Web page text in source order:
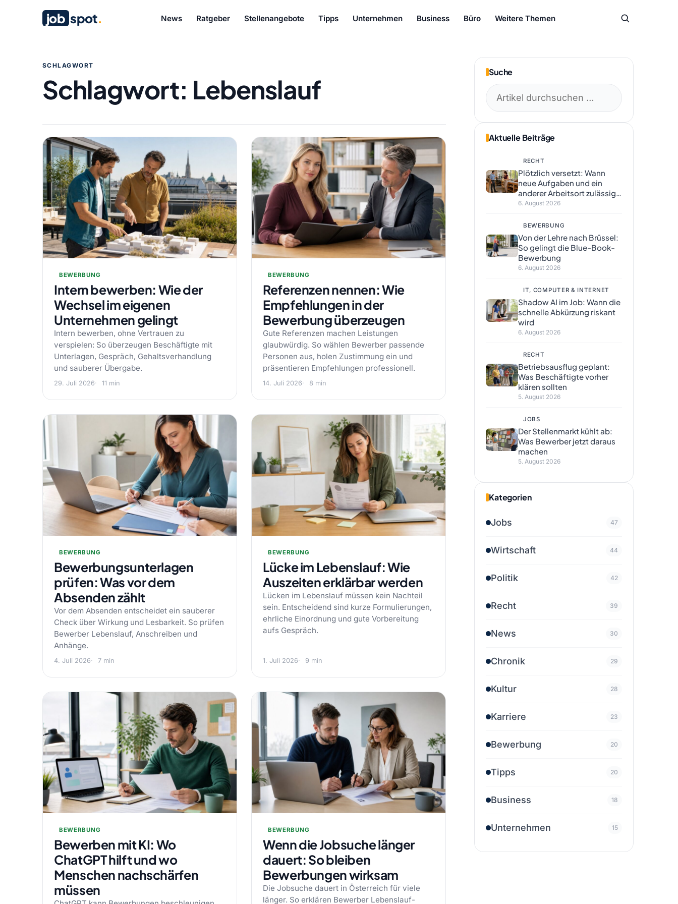
job spot. News Ratgeber Stellenangebote Tipps Unternehmen Business Büro Weitere Themen
SCHLAGWORT
Schlagwort: Lebenslauf
BEWERBUNG
Intern bewerben: Wie der
Wechsel im eigenen
Unternehmen gelingt
Intern bewerben, ohne Vertrauen zu
verspielen: So überzeugen Beschäftigte mit
Unterlagen, Gespräch, Gehaltsverhandlung
und sauberer Übergabe.
29. Juli 2026 11 min
BEWERBUNG
Referenzen nennen: Wie
Empfehlungen in der
Bewerbung überzeugen
Gute Referenzen machen Leistungen
glaubwürdig. So wählen Bewerber passende
Personen aus, holen Zustimmung ein und
präsentieren Empfehlungen professionell.
14. Juli 2026 8 min
BEWERBUNG
Bewerbungsunterlagen
prüfen: Was vor dem
Absenden zählt
Vor dem Absenden entscheidet ein sauberer
Check über Wirkung und Lesbarkeit. So prüfen
Bewerber Lebenslauf, Anschreiben und
Anhänge.
4. Juli 2026 7 min
BEWERBUNG
Lücke im Lebenslauf: Wie
Auszeiten erklärbar werden
Lücken im Lebenslauf müssen kein Nachteil
sein. Entscheidend sind kurze Formulierungen,
ehrliche Einordnung und gute Vorbereitung
aufs Gespräch.
1. Juli 2026 9 min
BEWERBUNG
Bewerben mit KI: Wo
ChatGPT hilft und wo
Menschen nachschärfen
müssen
BEWERBUNG
Wenn die Jobsuche länger
dauert: So bleiben
Bewerbungen wirksam
Die Jobsuche dauert in Österreich für viele
länger. So erklären Bewerber Lebenslauf-
Suche
Aktuelle Beiträge
RECHT
Plötzlich versetzt: Wann
neue Aufgaben und ein
anderer Arbeitsort zulässig
sind
6. August 2026
BEWERBUNG
Von der Lehre nach Brüssel:
So gelingt die Blue-Book-
Bewerbung
6. August 2026
IT, COMPUTER & INTERNET
Shadow AI im Job: Wann die
schnelle Abkürzung riskant
wird
6. August 2026
RECHT
Betriebsausflug geplant:
Was Beschäftigte vorher
klären sollten
5. August 2026
JOBS
Der Stellenmarkt kühlt ab:
Was Bewerber jetzt daraus
machen
5. August 2026
Kategorien
Jobs 47
Wirtschaft 44
Politik 42
Recht 39
News 30
Chronik 29
Kultur 28
Karriere 23
Bewerbung 20
Tipps 20
Business 18
Unternehmen 15